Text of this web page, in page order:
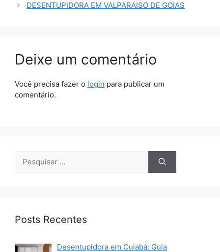
DESENTUPIDORA EM VALPARAISO DE GOIAS
Deixe um comentário
Você precisa fazer o login para publicar um
comentário.
por:
Posts Recentes
Desentupidora em Cuiabá: Guia